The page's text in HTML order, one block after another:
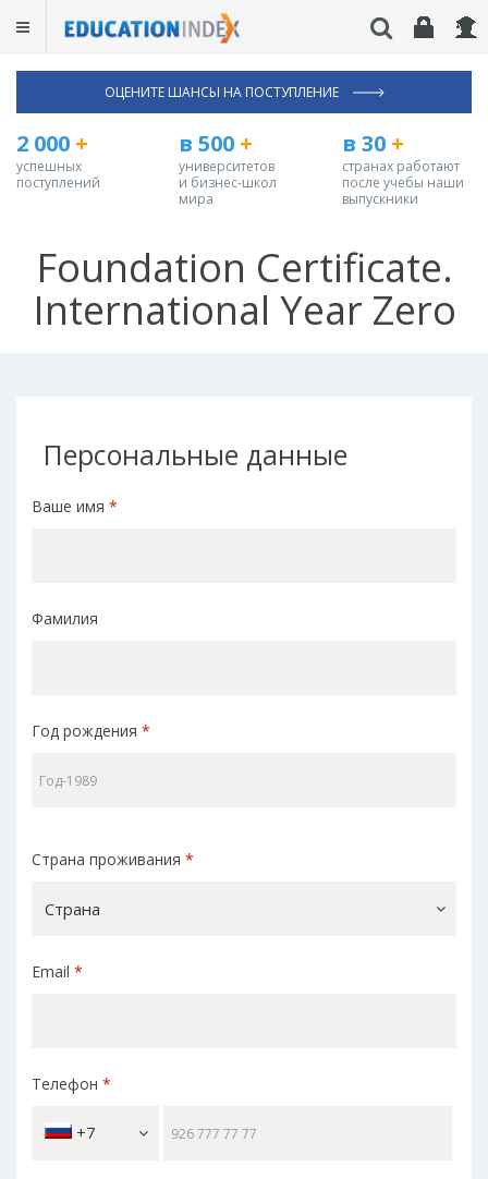
ОЦЕНИТЕ ШАНСЫ НА ПОСТУПЛЕНИЕ
2 000 +
успешных
поступлений
в 500 +
университетов
и бизнес-школ
мира
в 30+
странах работают
после учебы наши
выпускники
Foundation Certificate.
International Year Zero
Персональные данные
Ваше имя *
Фамилия
Год рождения *
Страна проживания *
Страна
Email *
Телефон *
+7